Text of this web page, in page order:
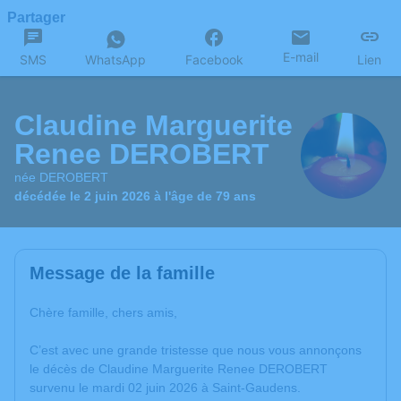
Partager
SMS WhatsApp Facebook E-mail Lien
Claudine Marguerite
Renee DEROBERT
née DEROBERT
décédée le 2 juin 2026 à l'âge de 79 ans
Message de la famille
Chère famille, chers amis,
C’est avec une grande tristesse que nous vous annonçons
le décès de Claudine Marguerite Renee DEROBERT
survenu le mardi 02 juin 2026 à Saint-Gaudens.